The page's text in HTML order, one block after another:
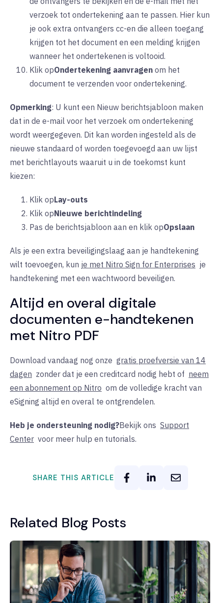
verzoek tot ondertekening aan te passen. Hier kun
je ook extra ontvangers cc-en die alleen toegang
krijgen tot het document en een melding krijgen
wanneer het ondertekenen is voltooid.
Klik opOndertekening aanvragen om het
document te verzenden voor ondertekening.
Opmerking: U kunt een Nieuw berichtsjabloon maken
dat in de e-mail voor het verzoek om ondertekening
wordt weergegeven. Dit kan worden ingesteld als de
nieuwe standaard of worden toegevoegd aan uw lijst
met berichtlayouts waaruit u in de toekomst kunt
kiezen:
Klik opLay-outs
Klik opNieuwe berichtindeling
Pas de berichtsjabloon aan en klik opOpslaan
Als je een extra beveiligingslaag aan je handtekening
wilt toevoegen, kun je met Nitro Sign for Enterprises je
handtekening met een wachtwoord beveiligen.
Altijd en overal digitale
documenten e-handtekenen
met Nitro PDF
Download vandaag nog onze gratis proefversie van 14
dagen zonder dat je een creditcard nodig hebt of neem
een abonnement op Nitro om de volledige kracht van
eSigning altijd en overal te ontgrendelen.
Heb je ondersteuning nodig?Bekijk ons Support
Center voor meer hulp en tutorials.
SHARE THIS ARTICLE
Related Blog Posts